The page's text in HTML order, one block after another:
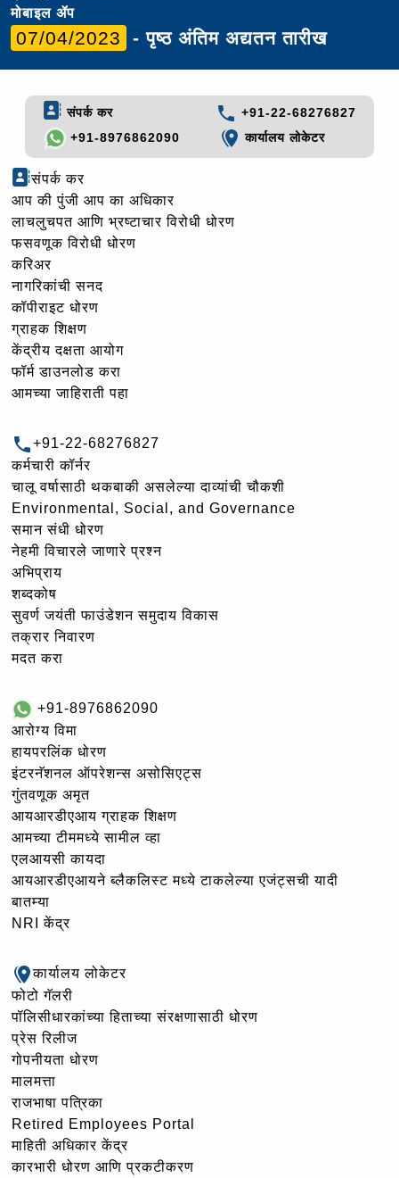
मोबाइल ॲप
07/04/2023 - पृष्ठ अंतिम अद्यतन तारीख
संपर्क कर
+91-22-68276827
+91-8976862090
कार्यालय लोकेटर
संपर्क कर
आप की पुंजी आप का अधिकार
लाचलुचपत आणि भ्रष्टाचार विरोधी धोरण
फसवणूक विरोधी धोरण
करिअर
नागरिकांची सनद
कॉपीराइट धोरण
ग्राहक शिक्षण
केंद्रीय दक्षता आयोग
फॉर्म डाउनलोड करा
आमच्या जाहिराती पहा
+91-22-68276827
कर्मचारी कॉर्नर
चालू वर्षासाठी थकबाकी असलेल्या दाव्यांची चौकशी
Environmental, Social, and Governance
समान संधी धोरण
नेहमी विचारले जाणारे प्रश्न
अभिप्राय
शब्दकोष
सुवर्ण जयंती फाउंडेशन समुदाय विकास
तक्रार निवारण
मदत करा
+91-8976862090
आरोग्य विमा
हायपरलिंक धोरण
इंटरनॅशनल ऑपरेशन्स असोसिएट्स
गुंतवणूक अमृत
आयआरडीएआय ग्राहक शिक्षण
आमच्या टीममध्ये सामील व्हा
एलआयसी कायदा
आयआरडीएआयने ब्लैकलिस्ट मध्ये टाकलेल्या एजंट्सची यादी
बातम्या
NRI केंद्र
कार्यालय लोकेटर
फोटो गॅलरी
पॉलिसीधारकांच्या हिताच्या संरक्षणासाठी धोरण
प्रेस रिलीज
गोपनीयता धोरण
मालमत्ता
राजभाषा पत्रिका
Retired Employees Portal
माहिती अधिकार केंद्र
कारभारी धोरण आणि प्रकटीकरण